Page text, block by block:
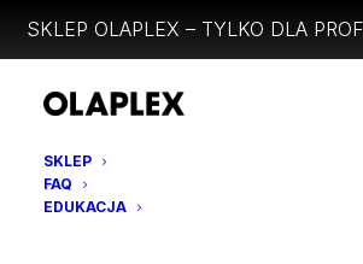
SKLEP OLAPLEX – TYLKO DLA
SKLEP
FAQ
EDUKACJA